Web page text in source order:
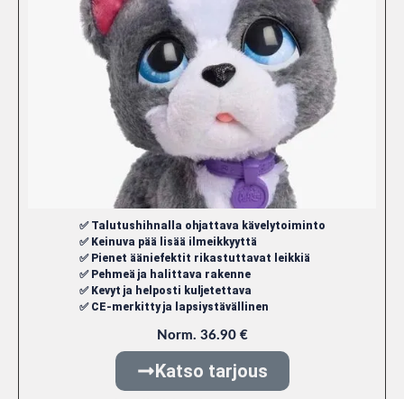
✅ Talutushihnalla ohjattava kävelytoiminto
✅ Keinuva pää lisää ilmeikkyyttä
✅ Pienet ääniefektit rikastuttavat leikkiä
✅ Pehmeä ja halittava rakenne
✅ Kevyt ja helposti kuljetettava
✅ CE-merkitty ja lapsiystävällinen
Norm. 36.90 €
Katso tarjous